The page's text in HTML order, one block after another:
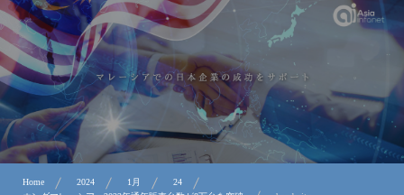
労務サービス
プライバシーポリシー及び著作権について
お問合せ
Home 2024 1月
24